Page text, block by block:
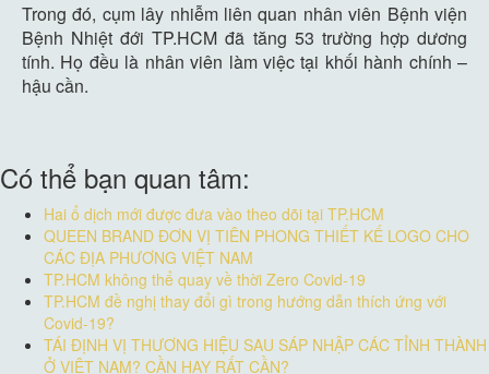
Trong đó, cụm lây nhiễm liên quan nhân viên Bệnh viện
Bệnh Nhiệt đới TP.HCM đã tăng 53 trường hợp dương
tính. Họ đều là nhân viên làm việc tại khối hành chính –
hậu cần.
Có thể bạn quan tâm:
Hai ổ dịch mới được đưa vào theo dõi tại TP.HCM
QUEEN BRAND ĐƠN VỊ TIÊN PHONG THIẾT KẾ LOGO CHO
CÁC ĐỊA PHƯƠNG VIỆT NAM
TP.HCM không thể quay về thời Zero Covid-19
TP.HCM đề nghị thay đổi gì trong hướng dẫn thích ứng với
Covid-19?
TÁI ĐỊNH VỊ THƯƠNG HIỆU SAU SÁP NHẬP CÁC TỈNH THÀNH
Ở VIỆT NAM? CẦN HAY RẤT CẦN?